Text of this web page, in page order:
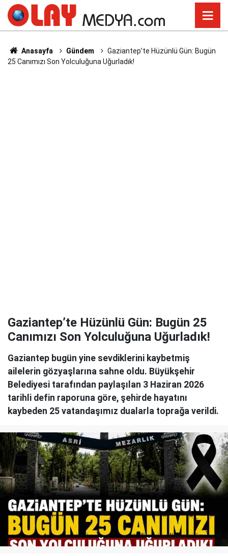
Anasayfa Gündem
Gaziantep’te Hüzünlü Gün: Bugün
25 Canımızı Son Yolculuğuna Uğurladık!
Gaziantep’te Hüzünlü Gün: Bugün 25
Canımızı Son Yolculuğuna Uğurladık!
Gaziantep bugün yine sevdiklerini kaybetmiş
ailelerin gözyaşlarına sahne oldu. Büyükşehir
Belediyesi tarafından paylaşılan 3 Haziran 2026
tarihli defin raporuna göre, şehirde hayatını
kaybeden 25 vatandaşımız dualarla toprağa verildi.